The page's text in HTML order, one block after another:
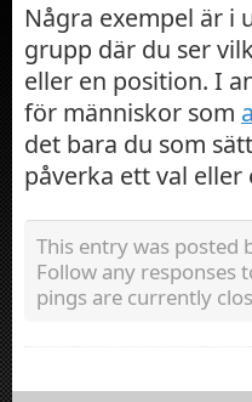
Några exempel är i
grupp där du ser
eller en position. I
för människor som
det bara du som
påverka ett val
This entry was posted
Follow any responses
pings are currently